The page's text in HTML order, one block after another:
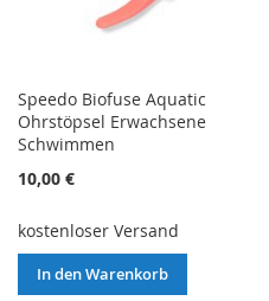
Speedo Biofuse Aquatic
Ohrstöpsel Erwachsene
Schwimmen
10,00 €
kostenloser Versand
In den Warenkorb